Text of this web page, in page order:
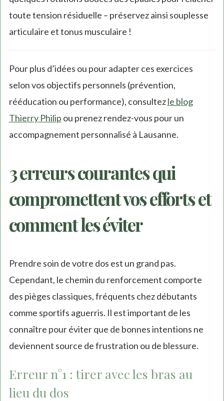
toute tension résiduelle – préservez ainsi souplesse
articulaire et tonus musculaire !
Pour plus d’idées ou pour adapter ces exercices
selon vos objectifs personnels (prévention,
rééducation ou performance), consultezle blog
Thierry Philip ou prenez rendez-vous pour un
accompagnement personnalisé à Lausanne.
3 erreurs courantes qui
compromettent vos efforts et
comment les éviter
Prendre soin de votre dos est un grand pas.
Cependant, le chemin du renforcement comporte
des pièges classiques, fréquents chez débutants
comme sportifs aguerris. Il est important de les
connaître pour éviter que de bonnes intentions ne
deviennent source de frustration ou de blessure.
Erreur n°1 : tirer avec les bras au
lieu du dos